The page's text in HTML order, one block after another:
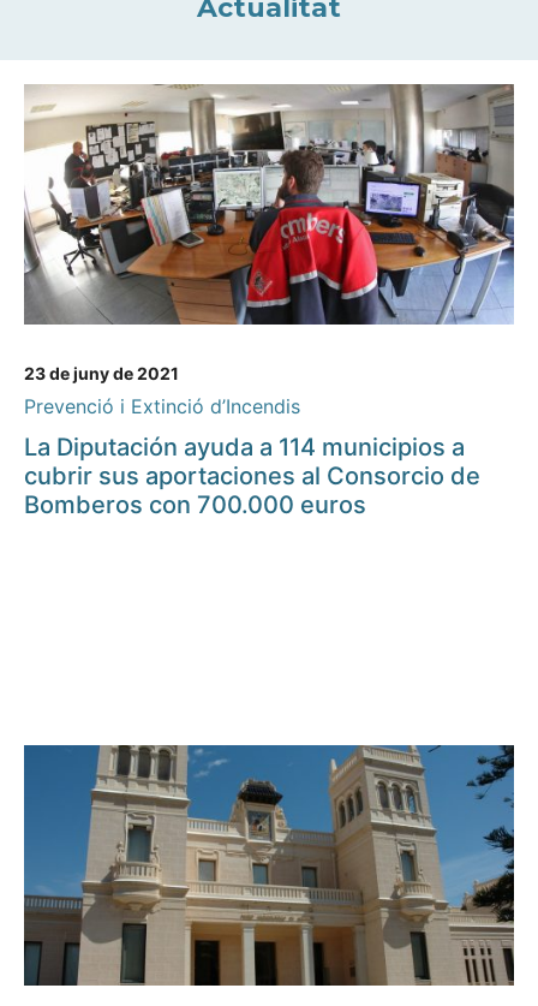
Actualitat
23 de juny de 2021
Prevenció i Extinció d’Incendis
La Diputación ayuda a 114 municipios a
cubrir sus aportaciones al Consorcio de
Bomberos con 700.000 euros